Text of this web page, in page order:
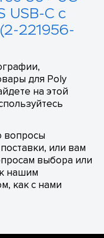
USB-C с
221956-
для Poly
на этой
вопросы
или вам
выбора или
нашим
как с нами